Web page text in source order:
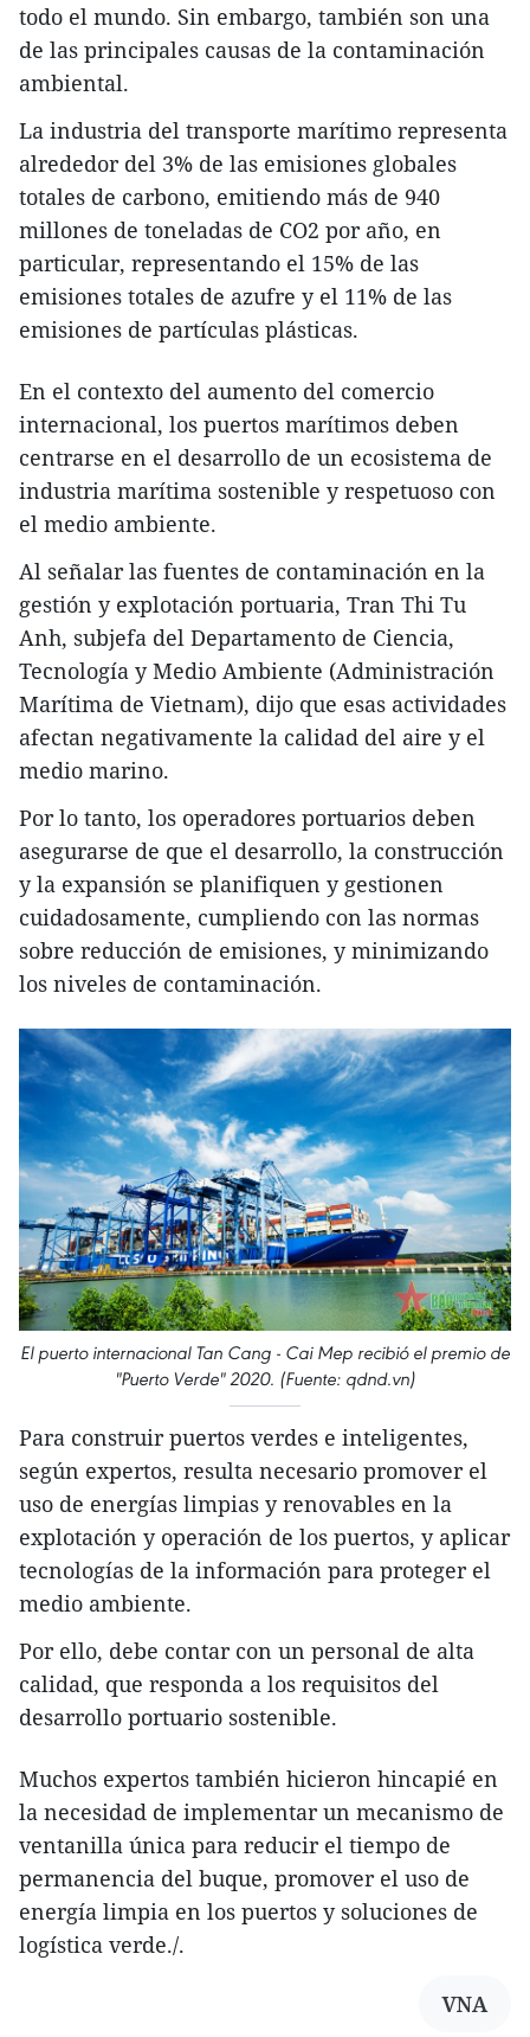
todo el mundo. Sin embargo, también son una
de las principales causas de la contaminación
ambiental.
La industria del transporte marítimo representa
alrededor del 3% de las emisiones globales
totales de carbono, emitiendo más de 940
millones de toneladas de CO2 por año, en
particular, representando el 15% de las
emisiones totales de azufre y el 11% de las
emisiones de partículas plásticas.
En el contexto del aumento del comercio
internacional, los puertos marítimos deben
centrarse en el desarrollo de un ecosistema de
industria marítima sostenible y respetuoso con
el medio ambiente.
Al señalar las fuentes de contaminación en la
gestión y explotación portuaria, Tran Thi Tu
Anh, subjefa del Departamento de Ciencia,
Tecnología y Medio Ambiente (Administración
Marítima de Vietnam), dijo que esas actividades
afectan negativamente la calidad del aire y el
medio marino.
Por lo tanto, los operadores portuarios deben
asegurarse de que el desarrollo, la construcción
y la expansión se planifiquen y gestionen
cuidadosamente, cumpliendo con las normas
sobre reducción de emisiones, y minimizando
los niveles de contaminación.
El puerto internacional Tan Cang - Cai Mep recibió el premio de
"Puerto Verde" 2020. (Fuente: qdnd.vn)
Para construir puertos verdes e inteligentes,
según expertos, resulta necesario promover el
uso de energías limpias y renovables en la
explotación y operación de los puertos, y aplicar
tecnologías de la información para proteger el
medio ambiente.
Por ello, debe contar con un personal de alta
calidad, que responda a los requisitos del
desarrollo portuario sostenible.
Muchos expertos también hicieron hincapié en
la necesidad de implementar un mecanismo de
ventanilla única para reducir el tiempo de
permanencia del buque, promover el uso de
energía limpia en los puertos y soluciones de
logística verde./.
VNA